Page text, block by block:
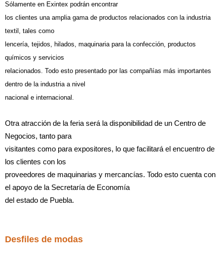
Sólamente en Exintex podrán encontrar
los clientes una amplia gama de productos relacionados con la industria
textil, tales como
lencería, tejidos, hilados, maquinaria para la confección, productos
químicos y servicios
relacionados. Todo esto presentado por las compañías más importantes
dentro de la industria a nivel
nacional e internacional.
Otra atracción de la feria será la disponibilidad de un Centro de
Negocios, tanto para
visitantes como para expositores, lo que facilitará el encuentro de
los clientes con los
proveedores de maquinarias y mercancías. Todo esto cuenta con
el apoyo de la Secretaría de Economía
del estado de Puebla.
Desfiles de modas